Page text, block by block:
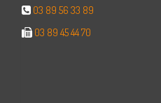
03 89 56 33 89
03 89 45 44 70